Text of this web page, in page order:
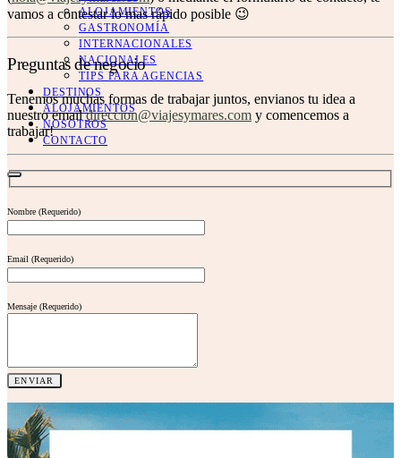
ALOJAMIENTOS
GASTRONOMÍA
INTERNACIONALES
NACIONALES
TIPS PARA AGENCIAS
DESTINOS
ALOJAMIENTOS
NOSOTROS
CONTACTO
vamos a contestar lo mas rápido posible 😉
Preguntas de negocio
Tenemos muchas formas de trabajar juntos, envianos tu idea a
nuestro emaildireccion@viajesymares.com y comencemos a
trabajar!
Nombre (Requerido)
Email (Requerido)
Mensaje (Requerido)